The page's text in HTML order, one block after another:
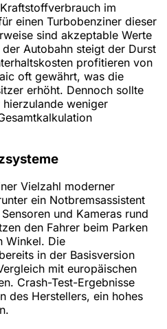
im
einen Turbobenziner dieser
sind akzeptable Werte
Autobahn steigt der Durst
profitieren von
oft gewährt, was die
erhöht. Dennoch sollte
weniger
Vielzahl moderner
ein Notbremsassistent
und Kameras rund
den Fahrer beim Parken
Winkel. Die
in der Basisversion
mit europäischen
Crash-Test-Ergebnisse
des Herstellers, ein hohes